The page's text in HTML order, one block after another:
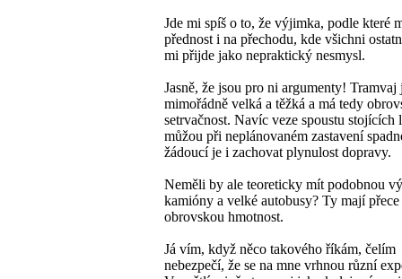
Jde mi spíš o to, že výjimka, podle které
přednost i na přechodu, kde všichni
mi přijde jako nepraktický nesmysl.
Jasně, že jsou pro ni argumenty! Tramvaj
mimořádně velká a těžká a má tedy
setrvačnost. Navíc veze spoustu stojících
můžou při neplánovaném zastavení
žádoucí je i zachovat plynulost dopravy.
Neměli by ale teoreticky mít podobnou
kamióny a velké autobusy? Ty mají přece
obrovskou hmotnost.
Já vím, když něco takového říkám, čelím
nebezpečí, že se na mne vrhnou různí